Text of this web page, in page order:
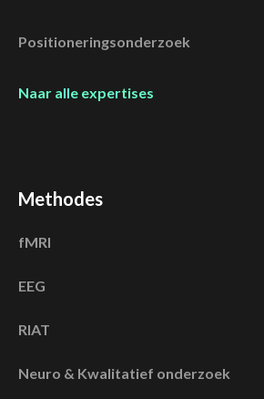
Positioneringsonderzoek
Naar alle expertises
Methodes
fMRI
EEG
RIAT
Neuro & Kwalitatief onderzoek